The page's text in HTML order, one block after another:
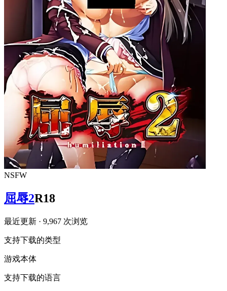
NSFW
屈辱2R18
最近更新 · 9,967 次浏览
支持下载的类型
游戏本体
支持下载的语言